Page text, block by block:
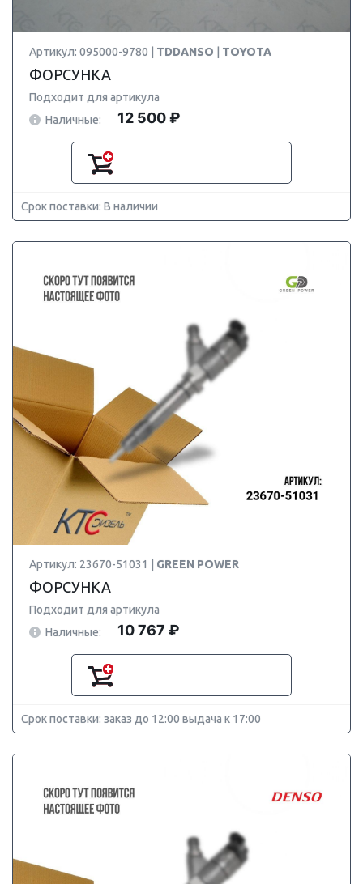
Артикул: 095000-9780 | TDDANSO TOYOTA
ФОРСУНКА
Подходит для артикула
Наличные:
12 500 ₽
Срок поставки: В наличии
Артикул: 23670-51031 | GREEN POWER
ФОРСУНКА
Подходит для артикула
Наличные:
10 767 ₽
Срок поставки: заказ до 12:00 выдача к 17:00